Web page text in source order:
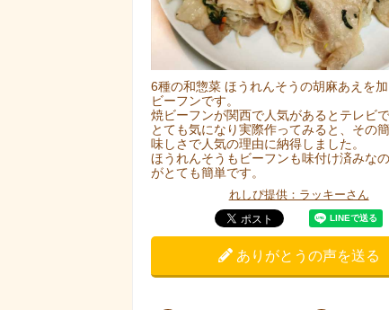
6種の和惣菜 ほうれんそうの胡麻あえを
ビーフンです。
焼ビーフンが関西で人気があるとテレビ
とても気になり実際作ってみると、その
味しさで人気の理由に納得しました。
ほうれんそうもビーフンも味付け済みな
がとても簡単です。
れしぴ提供：ラッキーさん
ありがとうの声を送る